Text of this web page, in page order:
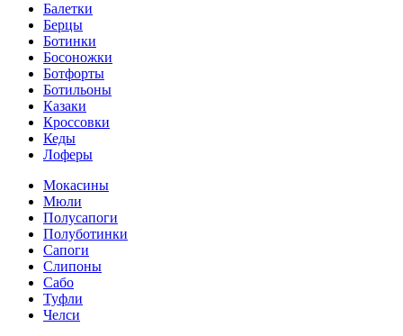
Балетки
Берцы
Ботинки
Босоножки
Ботфорты
Ботильоны
Казаки
Кроссовки
Кеды
Лоферы
Мокасины
Мюли
Полусапоги
Полуботинки
Сапоги
Слипоны
Сабо
Туфли
Челси